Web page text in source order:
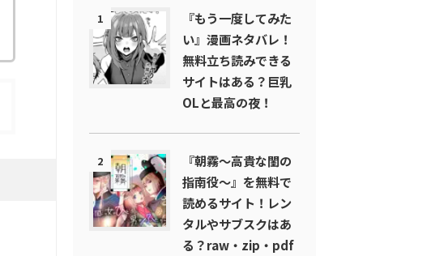
1
『もう一度してみた
い』漫画ネタバレ！
無料立ち読みできる
サイトはある？巨乳
OLと最高の夜！
2
『朝霧～高貴な閨の
指南役～』を無料で
読めるサイト！レン
タルやサブスクはあ
る？raw・zip・pdf